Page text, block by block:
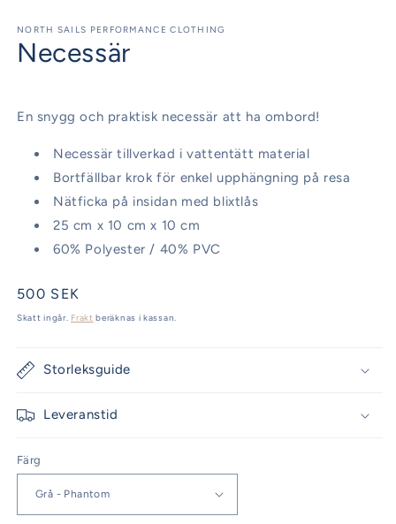
NORTH SAILS PERFORMANCE CLOTHING
Necessär
En snygg och praktisk necessär att ha ombord!
Necessär tillverkad i vattentätt material
Bortfällbar krok för enkel upphängning på resa
Nätficka på insidan med blixtlås
25 cm x 10 cm x 10 cm
60% Polyester / 40% PVC
Ordinarie
pris
500 SEK
Skatt ingår. Frakt beräknas i kassan.
Storleksguide
Leveranstid
Färg